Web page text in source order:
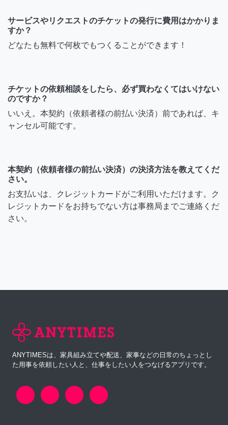
サービスやリクエストのチケットの発行に費用はかかりま
すか？
どなたも無料で何枚でもつくることができます！
チケットの依頼相談をしたら、必ず買わなくてはいけない
のですか？
いいえ。本契約（依頼者様の前払い決済）前であれば、キ
ャンセル可能です。
本契約（依頼者様の前払い決済）の決済方法を教えてくだ
さい。
お支払いは、クレジットカードがご利用いただけます。ク
レジットカードをお持ちでない方は事務局までご連絡くだ
さい。
ANYTIMESは、家具組み立てや配送、家事などの日常のちょっとし
た用事を依頼したい人と、仕事をしたい人をつなげるアプリです。